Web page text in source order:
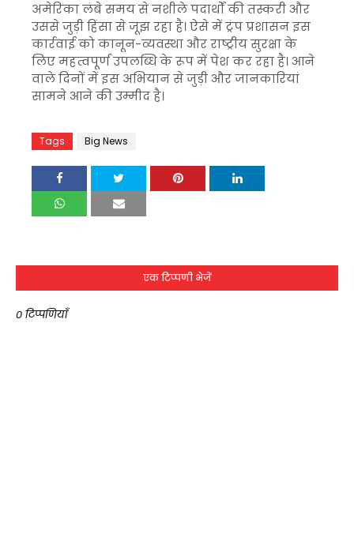
अमेरिका लंबे समय से नशीले पदार्थों की तस्करी और
उससे जुड़ी हिंसा से जूझ रहा है। ऐसे में ट्रंप प्रशासन इस
कार्रवाई को कानून-व्यवस्था और राष्ट्रीय सुरक्षा के
लिए महत्वपूर्ण उपलब्धि के रूप में पेश कर रहा है। आने
वाले दिनों में इस अभियान से जुड़ी और जानकारियां
सामने आने की उम्मीद है।
Tags Big News
एक टिप्पणी भेजें
0 टिप्पणियाँ